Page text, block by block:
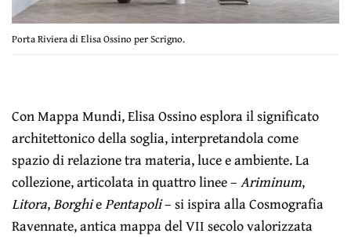
Porta Riviera di Elisa Ossino per Scrigno.
Con Mappa Mundi, Elisa Ossino esplora il significato
architettonico della soglia, interpretandola come
spazio di relazione tra materia, luce e ambiente. La
collezione, articolata in quattro linee –Ariminum,
Litora,BorghiePentapoli– si ispira alla Cosmografia
Ravennate, antica mappa del VII secolo valorizzata